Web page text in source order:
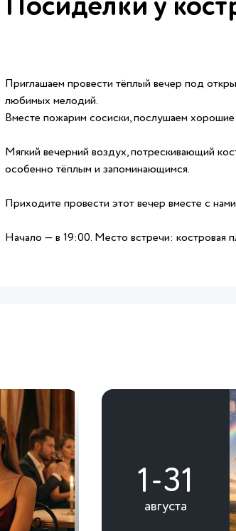
Посиделки у
Приглашаем провести тёплый вечер под
любимых мелодий.
Вместе пожарим сосиски, послушаем
Мягкий вечерний воздух, потрескивающий
особенно тёплым и запоминающимся.
Приходите провести этот вечер вместе с
Начало — в 19:00. Место встречи: костровая
1-31
августа